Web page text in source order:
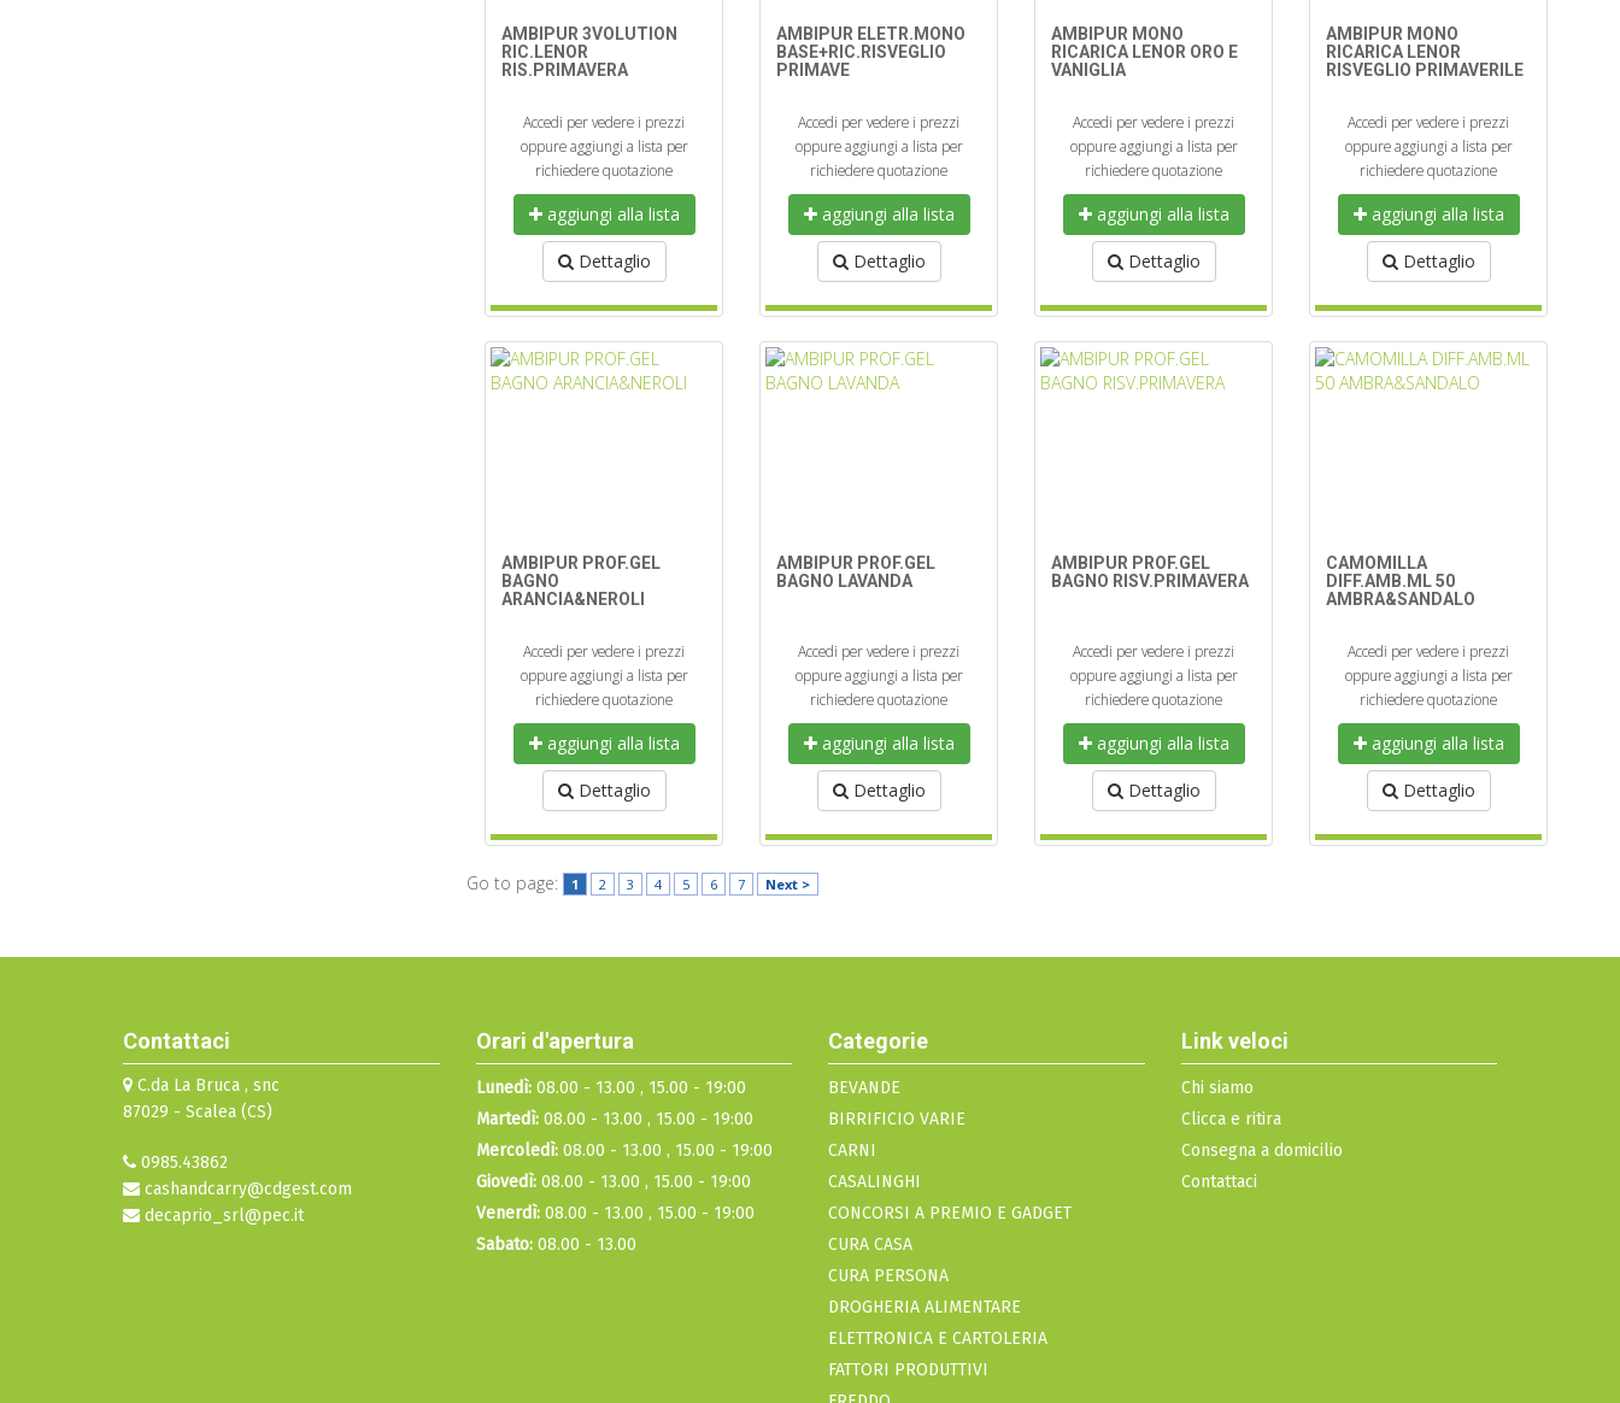
AMBIPUR 3VOLUTION
RIC.LENOR
RIS.PRIMAVERA
Accedi per vedere i prezzi
oppure aggiungi a lista per
richiedere quotazione
aggiungi alla lista
Dettaglio
AMBIPUR ELETR.MONO
BASE+RIC.RISVEGLIO
PRIMAVE
Accedi per vedere i prezzi
oppure aggiungi a lista per
richiedere quotazione
aggiungi alla lista
Dettaglio
AMBIPUR MONO
RICARICA LENOR ORO E
VANIGLIA
Accedi per vedere i prezzi
oppure aggiungi a lista per
richiedere quotazione
aggiungi alla lista
Dettaglio
AMBIPUR MONO
RICARICA LENOR
RISVEGLIO PRIMAVERILE
Accedi per vedere i prezzi
oppure aggiungi a lista per
richiedere quotazione
aggiungi alla lista
Dettaglio
AMBIPUR PROF.GEL
BAGNO
ARANCIA&NEROLI
Accedi per vedere i prezzi
oppure aggiungi a lista per
richiedere quotazione
aggiungi alla lista
Dettaglio
AMBIPUR PROF.GEL
BAGNO LAVANDA
Accedi per vedere i prezzi
oppure aggiungi a lista per
richiedere quotazione
aggiungi alla lista
Dettaglio
AMBIPUR PROF.GEL
BAGNO RISV.PRIMAVERA
Accedi per vedere i prezzi
oppure aggiungi a lista per
richiedere quotazione
aggiungi alla lista
Dettaglio
CAMOMILLA
DIFF.AMB.ML 50
AMBRA&SANDALO
Accedi per vedere i prezzi
oppure aggiungi a lista per
richiedere quotazione
aggiungi alla lista
Dettaglio
Go to page: 1 2 3 4 5 6 7 Next >
Contattaci
C.da La Bruca , snc
87029 - Scalea (CS)
0985.43862
cashandcarry@cdgest.com
decaprio_srl@pec.it
Orari d'apertura
Lunedì:08.00 - 13.00 , 15.00 - 19:00
Martedì:08.00 - 13.00 , 15.00 - 19:00
Mercoledì:08.00 - 13.00 , 15.00 - 19:00
Giovedì:08.00 - 13.00 , 15.00 - 19:00
Venerdì:08.00 - 13.00 , 15.00 - 19:00
Sabato:08.00 - 13.00
Categorie
BEVANDE
BIRRIFICIO VARIE
CARNI
CASALINGHI
CONCORSI A PREMIO E GADGET
CURA CASA
CURA PERSONA
DROGHERIA ALIMENTARE
ELETTRONICA E CARTOLERIA
FATTORI PRODUTTIVI
Link veloci
Chi siamo
Clicca e ritira
Consegna a domicilio
Contattaci